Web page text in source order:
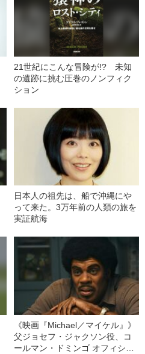
21世紀にこんな冒険が!? 未知
の遺跡に挑む圧巻のノンフィク
ション
日本人の祖先は、船で沖縄にや
って来た。3万年前の人類の旅を
実証航海
《映画『Michael／マイケル』》
父ジョセフ・ジャクソン役、コ
ールマン・ドミンゴ オフィシャ